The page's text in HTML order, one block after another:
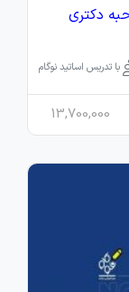
دکتری
با تدریس اساتید نوگام
13,700,000